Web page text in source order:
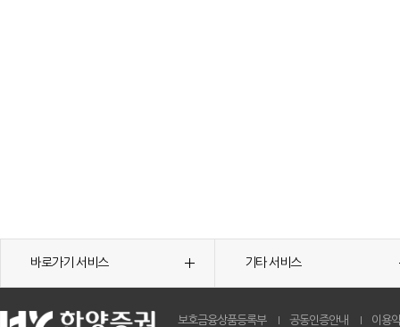
바로가기 서비스 기타 서비스
보호금융상품등록부 공동인증안내 이용